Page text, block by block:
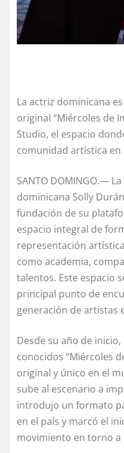
La actriz dominicana
original “Miércoles de
Studio, el espacio
comunidad artística en
SANTO DOMINGO.—
dominicana Solly
fundación de su
espacio integral de
representación
como academia,
talentos. Este espacio
principal punto de
generación de artistas
Desde su año de
conocidos “Miércoles
original y único en el
sube al escenario a
introdujo un formato
en el país y marcó el
movimiento en torno